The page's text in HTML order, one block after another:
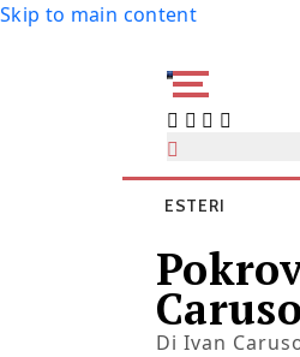
Skip to main content
ESTERI
Caruso
Di Ivan